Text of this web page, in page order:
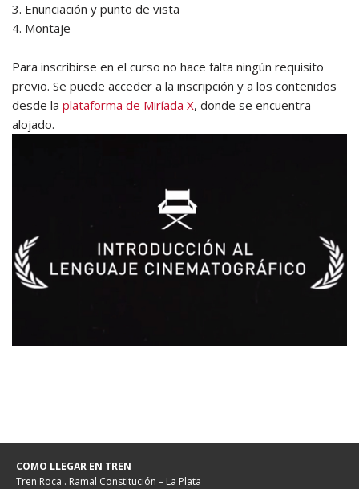
3. Enunciación y punto de vista
4. Montaje
Para inscribirse en el curso no hace falta ningún requisito
previo. Se puede acceder a la inscripción y a los contenidos
desde la plataforma de Miríada X, donde se encuentra
alojado.
COMO LLEGAR EN TREN
Tren Roca . Ramal Constitución – La Plata